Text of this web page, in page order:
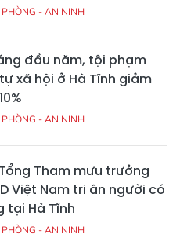
PHÒNG - AN NINH
đầu năm, tội phạm
xã hội ở Hà Tĩnh giảm
PHÒNG - AN NINH
Tham mưu trưởng
Việt Nam tri ân người có
tại Hà Tĩnh
PHÒNG - AN NINH